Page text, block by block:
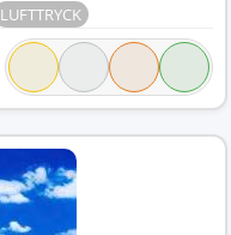
LUFTTRYCK